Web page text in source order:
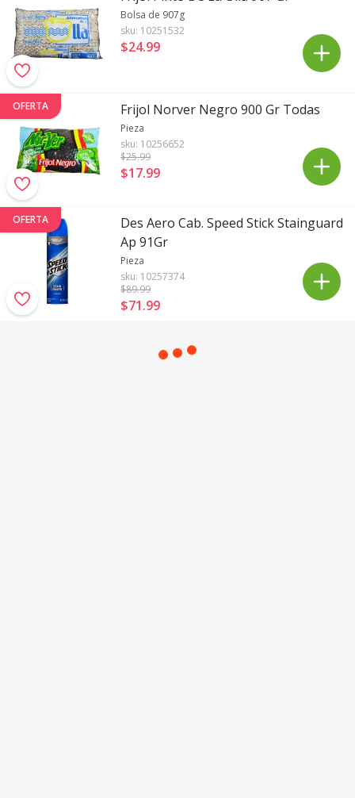
Bolsa de 907g
sku: 10251532
$24.99
OFERTA Frijol Norver Negro 900 Gr Todas
Pieza
sku: 10256652
$25.99
$17.99
OFERTA
Des Aero Cab. Speed Stick Stainguard
Ap 91Gr
Pieza
sku: 10257374
$89.99
$71.99